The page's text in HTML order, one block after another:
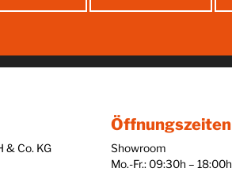
& Co. KG
Öffnungszeiten
Showroom
Mo.-Fr.: 09:30h – 18:00h